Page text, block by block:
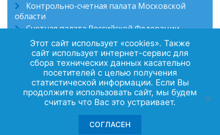
Контрольно-счетная палата Московской
области
Счетная палата Российской Федерации
Администрация Раменского муниципального
округа
Политика конфиденциальности
Контакты
Этот сайт использует «cookies». Также
сайт использует интернет-сервис для
сбора технических данных касательно
посетителей с целью получения
статистической информации. Если Вы
продолжите использовать сайт, мы будем
считать что Вас это устраивает.
СОГЛАСЕН